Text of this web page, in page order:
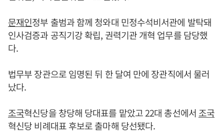
문재인정부 출범과 함께 청와대 민정수석비서관에 발탁돼
인사검증과 공직기강 확립, 권력기관 개혁 업무를 담당했
다.
법무부 장관으로 임명된 뒤 한 달여 만에 장관직에서 물러
났다.
조국혁신당을 창당해 당대표를 맡았고 22대 총선에서 조국
혁신당 비례대표 후보로 출마해 당선됐다.